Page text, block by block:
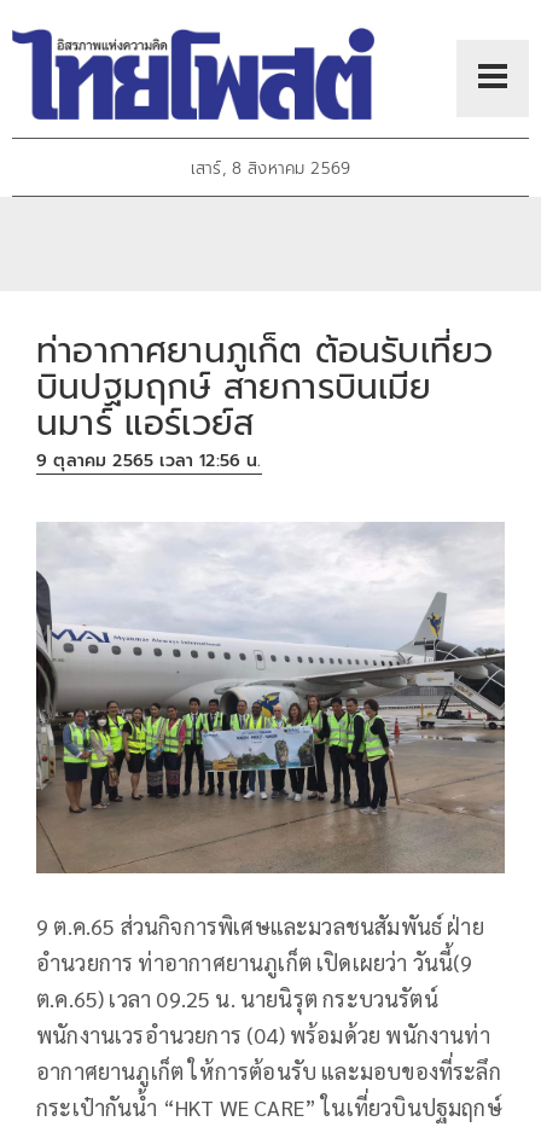
เสาร์, 8 สิงหาคม 2569
ท่าอากาศยานภูเก็ต ต้อนรับเที่ยว
บินปฐมฤกษ์ สายการบินเมีย
นมาร์ แอร์เวย์ส
9 ตุลาคม 2565 เวลา 12:56 น.
9 ต.ค.65 ส่วนกิจการพิเศษและมวลชนสัมพันธ์ ฝ่าย
อำนวยการ ท่าอากาศยานภูเก็ต เปิดเผยว่า วันนี้(9
ต.ค.65) เวลา 09.25 น. นายนิรุต กระบวนรัตน์
พนักงานเวรอำนวยการ (04) พร้อมด้วย พนักงานท่า
อากาศยานภูเก็ต ให้การต้อนรับ และมอบของที่ระลึก
กระเป๋ากันน้ำ “HKT WE CARE” ในเที่ยวบินปฐมฤกษ์